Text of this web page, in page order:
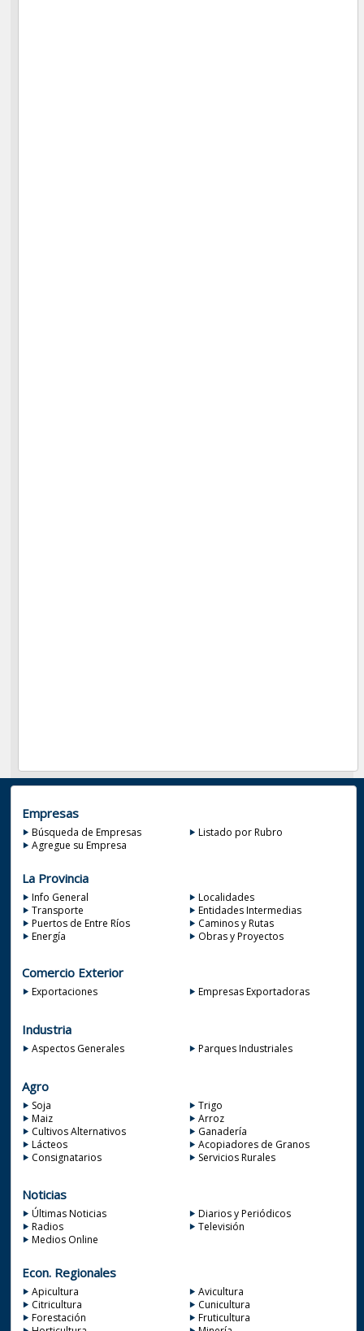
Empresas
Búsqueda de Empresas
Listado por Rubro
Agregue su Empresa
La Provincia
Info General
Localidades
Transporte
Entidades Intermedias
Puertos de Entre Ríos
Caminos y Rutas
Energía
Obras y Proyectos
Comercio Exterior
Exportaciones Empresas Exportadoras
Industria
Aspectos Generales Parques Industriales
Agro
Soja
Trigo
Maiz
Arroz
Cultivos Alternativos
Ganadería
Lácteos
Acopiadores de Granos
Consignatarios
Servicios Rurales
Noticias
Últimas Noticias
Diarios y Periódicos
Radios
Televisión
Medios Online
Econ. Regionales
Apicultura
Avicultura
Citricultura
Cunicultura
Forestación
Fruticultura